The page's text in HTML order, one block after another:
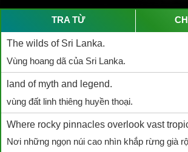
TRA TỪ
The wilds of Sri Lanka.
Vùng hoang dã của Sri Lanka.
land of myth and legend.
vùng đất linh thiêng huyền thoại.
Where rocky pinnacles overlook vast
Nơi những ngọn núi cao nhìn khắp rừng già